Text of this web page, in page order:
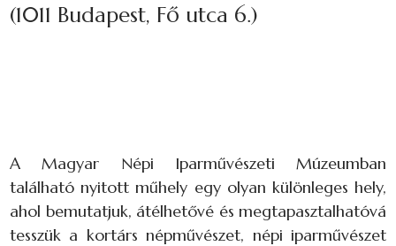
(1011 Budapest, Fő utca 6.)
A Magyar Népi Iparművészeti Múzeumban
található nyitott műhely egy olyan különleges hely,
ahol bemutatjuk, átélhetővé és megtapasztalhatóvá
tesszük a kortárs népművészet, népi iparművészet